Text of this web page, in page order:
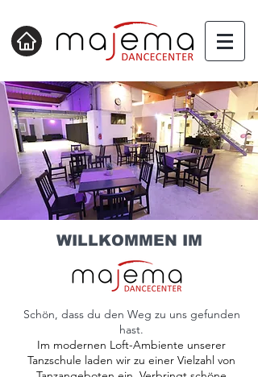
WILLKOMMEN IM
Schön, dass du den Weg zu uns gefunden
hast.
Im modernen Loft-Ambiente unserer
Tanzschule laden wir zu einer Vielzahl von